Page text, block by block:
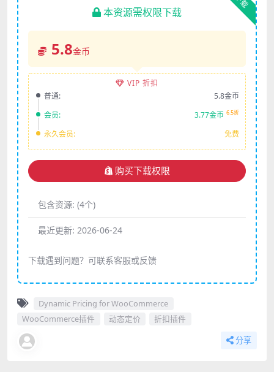
本资源需权限下载
5.8金币
VIP 折扣
普通:
5.8金币
会员:
3.77金币 6.5折
永久会员: 免费
购买下载权限
包含资源: (4个)
最近更新: 2026-06-24
下载遇到问题？可联系客服或反馈
Dynamic Pricing for WooCommerce
WooCommerce插件
动态定价 折扣插件
分享